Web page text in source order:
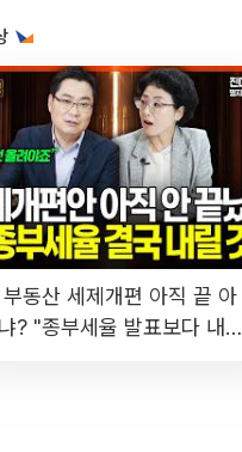
부동산 세제개편 아직 끝 아
냐? "종부세율 발표보다 내릴